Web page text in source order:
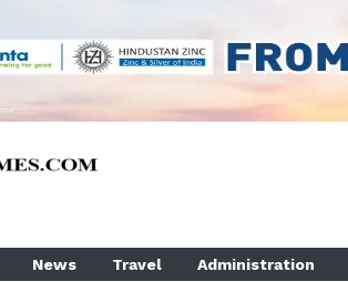
News Travel Administration